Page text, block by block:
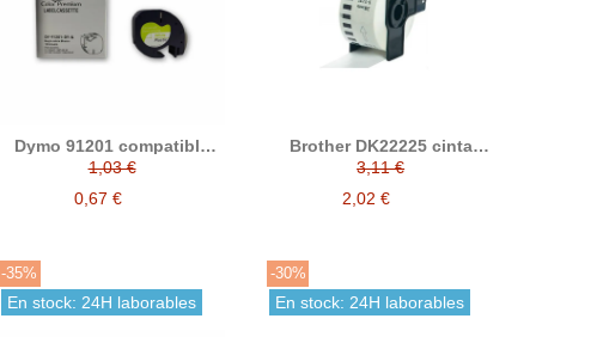
Dymo 91201 compatible
cinta rotuladora S0721610
1,03 €
0,67 €
Brother DK22225 cinta
continua, recambio
etiquetas blanco
compatible 38 mm x 30.48
m compatible a DK-22225
3,11 €
2,02 €
-35%
En stock: 24H laborables
-30%
En stock: 24H laborables